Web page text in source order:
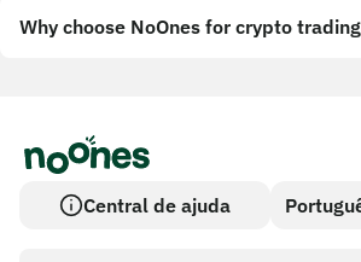
Why choose NoOnes for crypto
Central de ajuda